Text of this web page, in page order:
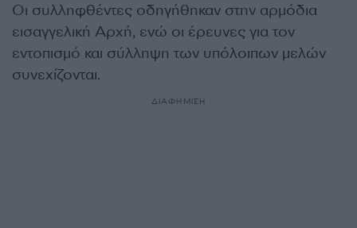
Οι συλληφθέντες οδηγήθηκαν στην αρμόδια
εισαγγελική Αρχή, ενώ οι έρευνες για τον
εντοπισμό και σύλληψη των υπόλοιπων μελών
συνεχίζονται.
ΔΙΑΦΗΜΙΣΗ